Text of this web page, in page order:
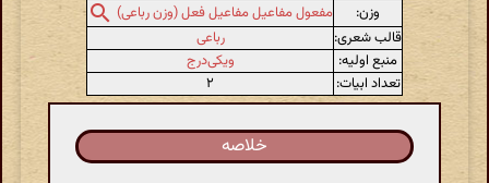
وزن:
مفعول مفاعیل مفاعیل فعل (وزن رباعی)
قالب شعری:
رباعی
منبع اولیه:
ویکی‌درج
تعداد ابیات:
۲
خلاصه